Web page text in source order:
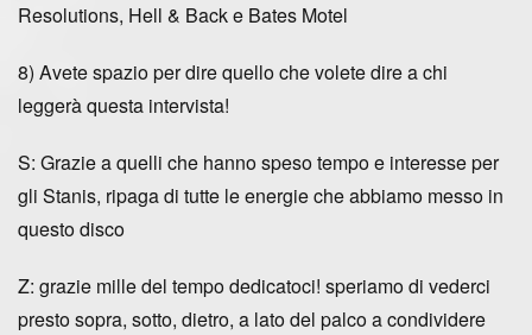
Resolutions, Hell & Back e Bates Motel
8) Avete spazio per dire quello che volete dire a chi
leggerà questa intervista!
S: Grazie a quelli che hanno speso tempo e interesse per
gli Stanis, ripaga di tutte le energie che abbiamo messo in
questo disco
Z: grazie mille del tempo dedicatoci! speriamo di vederci
presto sopra, sotto, dietro, a lato del palco a condividere